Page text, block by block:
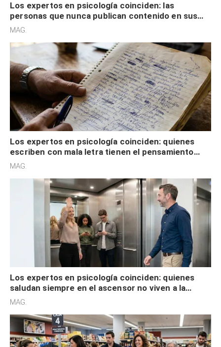
Los expertos en psicología coinciden: las
personas que nunca publican contenido en sus
redes sociales no pretenden buscar validación
MAG.
Los expertos en psicología coinciden: quienes
escriben con mala letra tienen el pensamiento
acelerado y no lo hacen por desinterés
MAG.
Los expertos en psicología coinciden: quienes
saludan siempre en el ascensor no viven a la
defensiva y tienen apertura social
MAG.